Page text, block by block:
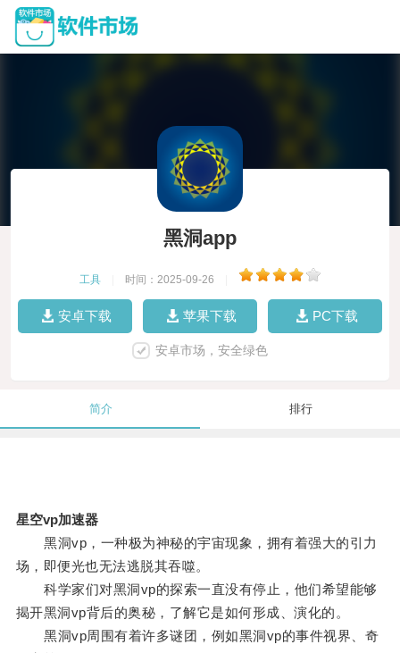
黑洞app
工具 时间：2025-09-26
安卓下载 苹果下载 PC下载
安卓市场，安全绿色
简介 排行
星空vp加速器
黑洞vp，一种极为神秘的宇宙现象，拥有着强大的引力
场，即便光也无法逃脱其吞噬。
科学家们对黑洞vp的探索一直没有停止，他们希望能够
揭开黑洞vp背后的奥秘，了解它是如何形成、演化的。
黑洞vp周围有着许多谜团，例如黑洞vp的事件视界、奇